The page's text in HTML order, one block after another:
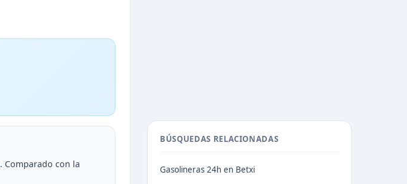
. Comparado con la
BÚSQUEDAS RELACIONADAS
Gasolineras 24h en Betxi